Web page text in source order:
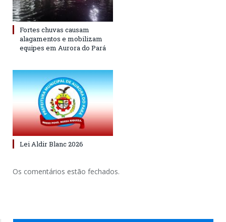
Fortes chuvas causam
alagamentos e mobilizam
equipes em Aurora do Pará
Lei Aldir Blanc 2026
Os comentários estão fechados.